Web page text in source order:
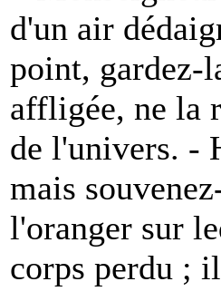
d'un air
point, gardez-
affligée, ne la
de l'univers. -
mais
l'oranger sur
corps perdu ;